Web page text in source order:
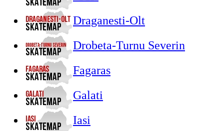
Draganesti-Olt
Drobeta-Turnu Severin
Fagaras
Galati
Iasi